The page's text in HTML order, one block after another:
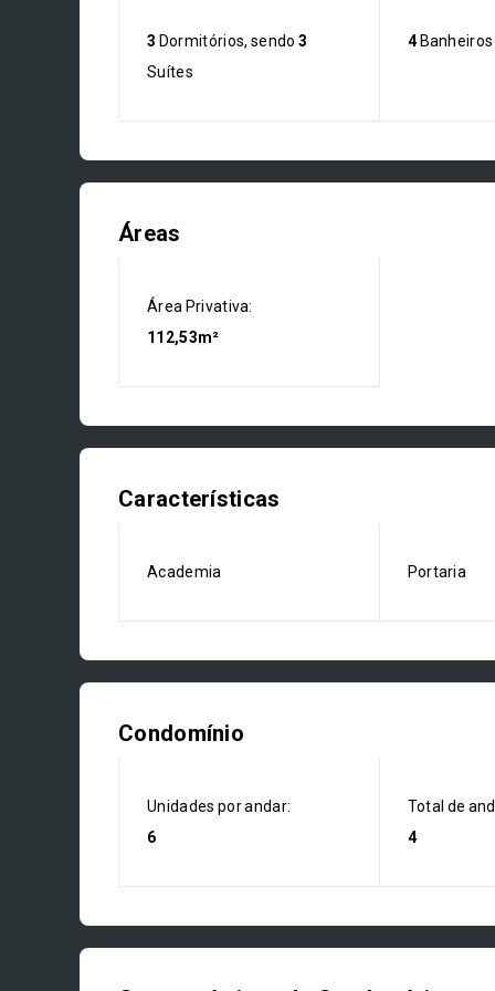
3 Dormitórios, sendo3
Suítes
4Banheiros
Áreas
Área Privativa:
112,53m²
Características
Academia Portaria
Condomínio
Unidades por andar:
6
Total de
4